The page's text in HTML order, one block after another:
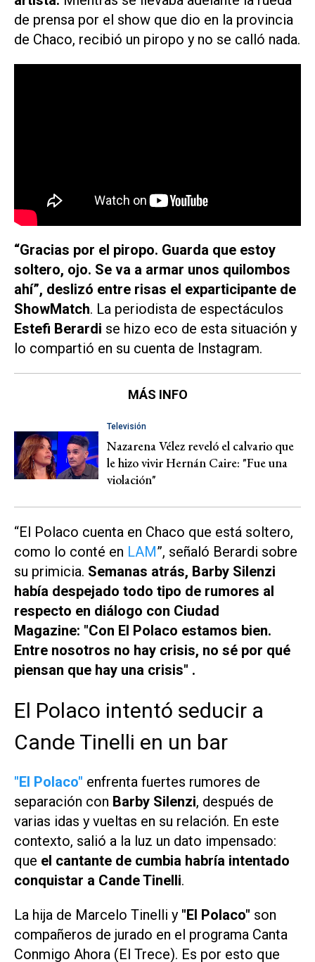
de prensa por el show que dio en la provincia
de Chaco, recibió un piropo y no se calló nada.
“Gracias por el piropo. Guarda que estoy
soltero, ojo. Se va a armar unos quilombos
ahí”, deslizó entre risas el exparticipante de
ShowMatch. La periodista de espectáculos
Estefi Berardi se hizo eco de esta situación y
lo compartió en su cuenta de Instagram.
MÁS INFO
Televisión
Nazarena Vélez reveló el calvario que
le hizo vivir Hernán Caire: "Fue una
violación"
“El Polaco cuenta en Chaco que está soltero,
como lo conté en LAM”, señaló Berardi sobre
su primicia. Semanas atrás, Barby Silenzi
había despejado todo tipo de rumores al
respecto en diálogo con Ciudad
Magazine: "Con El Polaco estamos bien.
Entre nosotros no hay crisis, no sé por qué
piensan que hay una crisis" .
El Polaco intentó seducir a
Cande Tinelli en un bar
"El Polaco" enfrenta fuertes rumores de
separación con Barby Silenzi, después de
varias idas y vueltas en su relación. En este
contexto, salió a la luz un dato impensado:
que el cantante de cumbia habría intentado
conquistar a Cande Tinelli.
La hija de Marcelo Tinelli y "El Polaco" son
compañeros de jurado en el programa Canta
Conmigo Ahora (El Trece). Es por esto que